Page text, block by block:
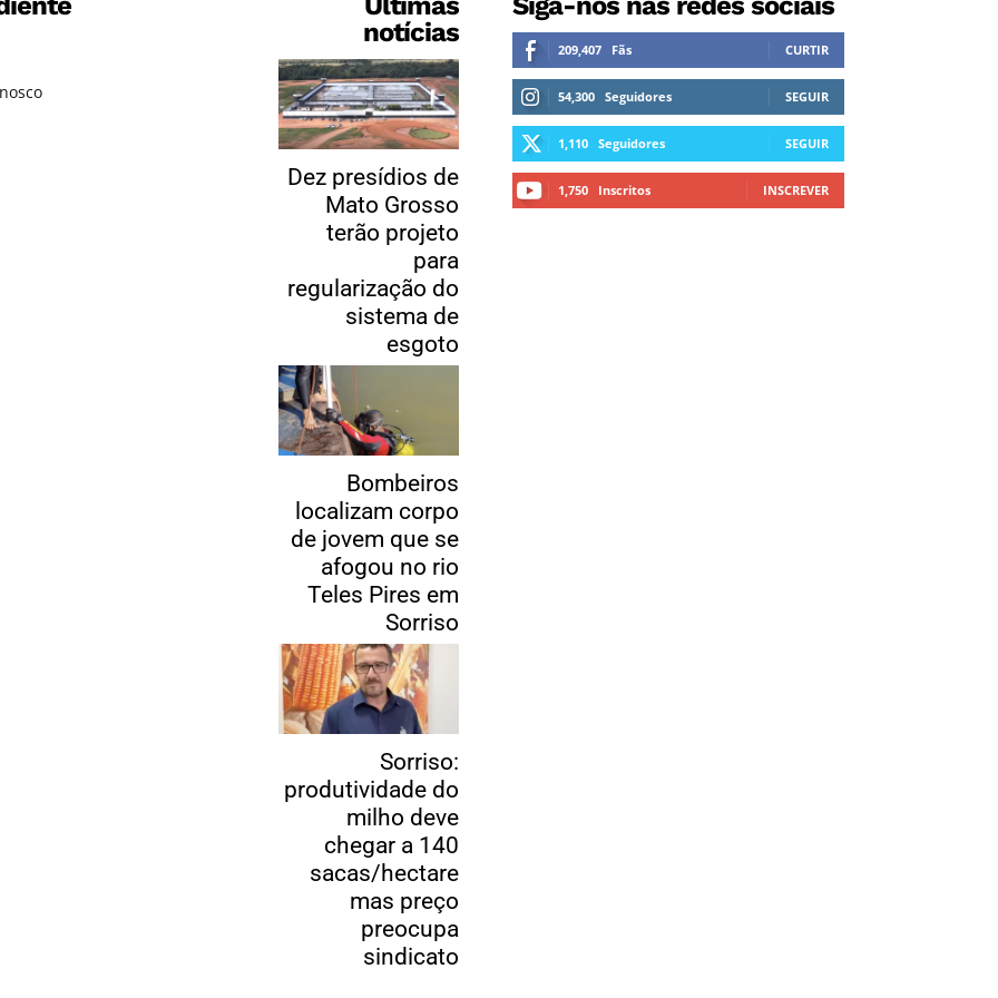
notícias
Dez presídios de
Mato Grosso
terão projeto
para
regularização do
sistema de
esgoto
Bombeiros
localizam corpo
de jovem que se
afogou no rio
Teles Pires em
Sorriso
Sorriso:
produtividade do
milho deve
chegar a 140
sacas/hectare
mas preço
preocupa
sindicato
209,407 Fãs CURTIR
54,300 Seguidores SEGUIR
1,110 Seguidores SEGUIR
1,750 Inscritos INSCREVER